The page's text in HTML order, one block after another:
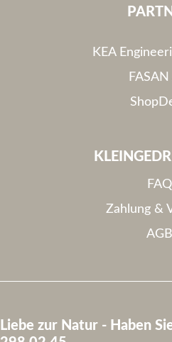
KEA
FASAN
FAQ
Zahlung &
AGB
Liebe zur Natur - Haben